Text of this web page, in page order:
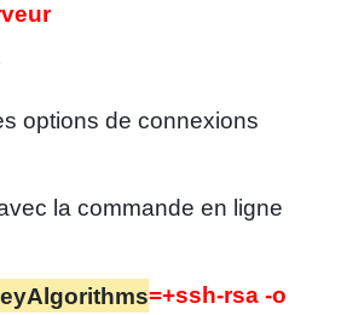
options de connexions
la commande en ligne
Algorithms=+ssh-rsa -o